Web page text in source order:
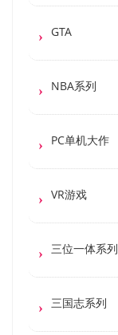
GTA
NBA系列
PC单机大作
VR游戏
三位一体系列
三国志系列